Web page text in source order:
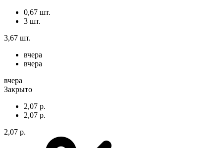
0,67 шт.
3 шт.
3,67 шт.
вчера
вчера
вчера
Закрыто
2,07 р.
2,07 р.
2,07 р.